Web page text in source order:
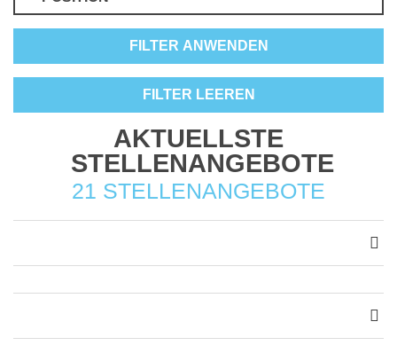
FILTER ANWENDEN
FILTER LEEREN
AKTUELLSTE
STELLENANGEBOTE
21 STELLENANGEBOTE